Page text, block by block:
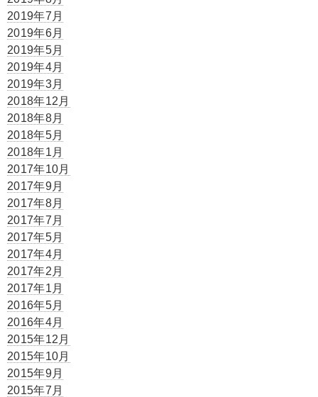
2019年7月
2019年6月
2019年5月
2019年4月
2019年3月
2018年12月
2018年8月
2018年5月
2018年1月
2017年10月
2017年9月
2017年8月
2017年7月
2017年5月
2017年4月
2017年2月
2017年1月
2016年5月
2016年4月
2015年12月
2015年10月
2015年9月
2015年7月